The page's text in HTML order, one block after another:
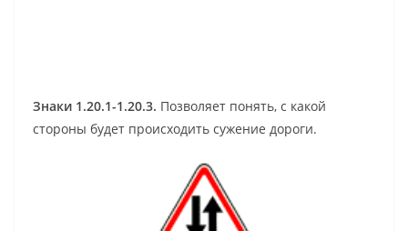
Знаки 1.20.1-1.20.3. Позволяет понять, с какой
стороны будет происходить сужение дороги.